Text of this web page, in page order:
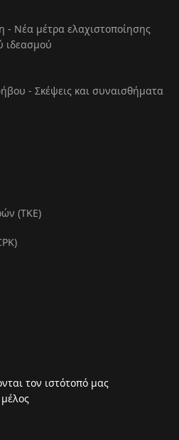
- Νέα μέτρα ελαχιστοποίησης
ιδεασμού
- Σκέψεις και συναισθήματα
(ΤΚΕ)
τον ιστότοπό μας